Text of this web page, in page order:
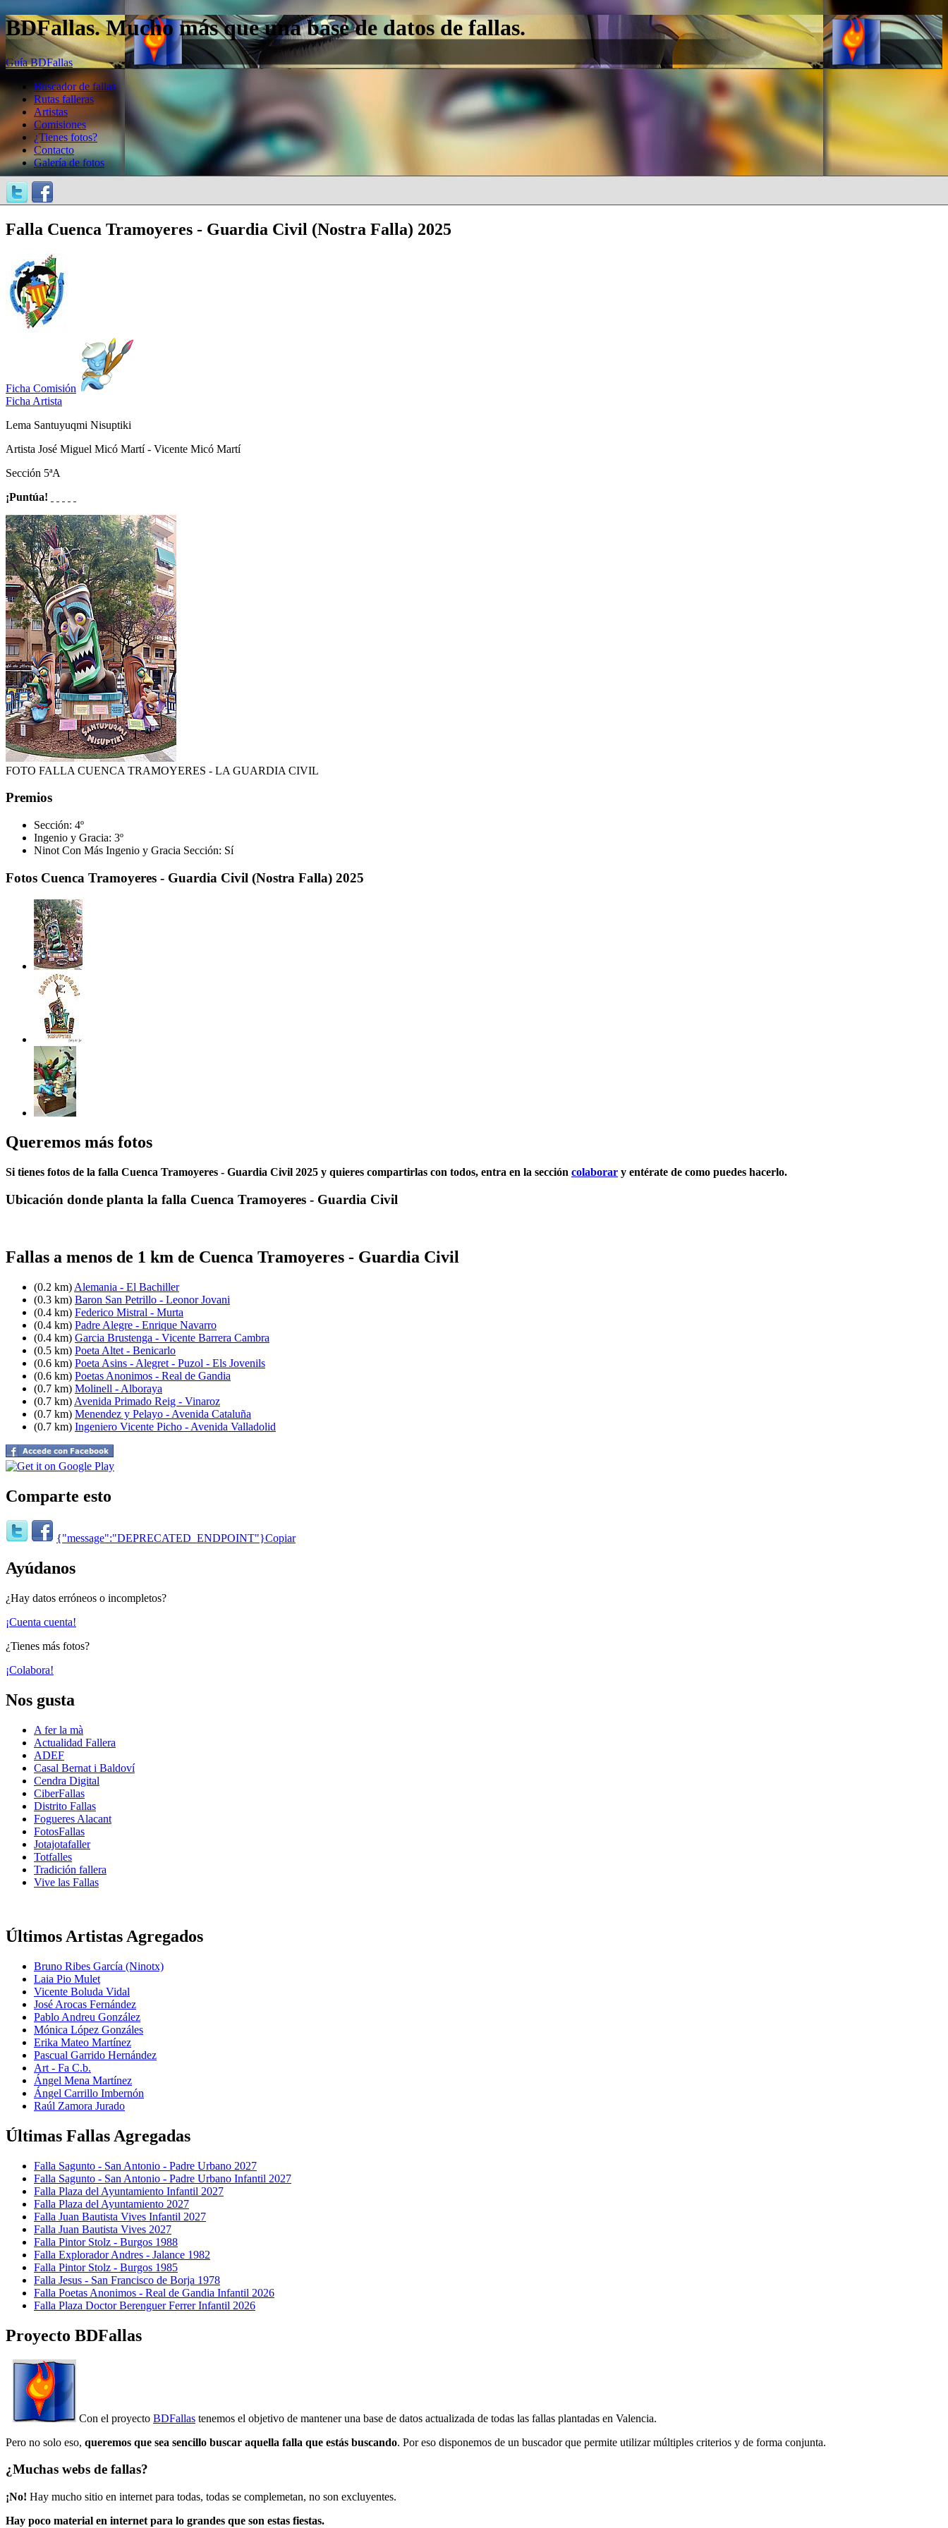
BDFallas. Mucho más que una base de datos de fallas.
Guía BDFallas
Buscador de fallas
Rutas falleras
Artistas
Comisiones
¿Tienes fotos?
Contacto
Galería de fotos
Falla Cuenca Tramoyeres - Guardia Civil (Nostra Falla) 2025
Ficha Comisión
Ficha Artista
Lema Santuyuqmi Nisuptiki
Artista José Miguel Micó Martí - Vicente Micó Martí
Sección 5ªA
¡Puntúa!
FOTO FALLA CUENCA TRAMOYERES - LA GUARDIA CIVIL
Premios
Sección: 4º
Ingenio y Gracia: 3º
Ninot Con Más Ingenio y Gracia Sección: Sí
Fotos Cuenca Tramoyeres - Guardia Civil (Nostra Falla) 2025
Queremos más fotos
Si tienes fotos de la falla Cuenca Tramoyeres - Guardia Civil 2025 y quieres compartirlas con todos, entra en la sección colaborar y entérate de como puedes hacerlo.
Ubicación donde planta la falla Cuenca Tramoyeres - Guardia Civil
Fallas a menos de 1 km de Cuenca Tramoyeres - Guardia Civil
(0.2 km) Alemania - El Bachiller
(0.3 km) Baron San Petrillo - Leonor Jovani
(0.4 km) Federico Mistral - Murta
(0.4 km) Padre Alegre - Enrique Navarro
(0.4 km) Garcia Brustenga - Vicente Barrera Cambra
(0.5 km) Poeta Altet - Benicarlo
(0.6 km) Poeta Asins - Alegret - Puzol - Els Jovenils
(0.6 km) Poetas Anonimos - Real de Gandia
(0.7 km) Molinell - Alboraya
(0.7 km) Avenida Primado Reig - Vinaroz
(0.7 km) Menendez y Pelayo - Avenida Cataluña
(0.7 km) Ingeniero Vicente Picho - Avenida Valladolid
Comparte esto
{"message":"DEPRECATED_ENDPOINT"}Copiar
Ayúdanos
¿Hay datos erróneos o incompletos?
¡Cuenta cuenta!
¿Tienes más fotos?
¡Colabora!
Nos gusta
A fer la mà
Actualidad Fallera
ADEF
Casal Bernat i Baldoví
Cendra Digital
CiberFallas
Distrito Fallas
Fogueres Alacant
FotosFallas
Jotajotafaller
Totfalles
Tradición fallera
Vive las Fallas
Últimos Artistas Agregados
Bruno Ribes García (Ninotx)
Laia Pio Mulet
Vicente Boluda Vidal
José Arocas Fernández
Pablo Andreu González
Mónica López Gonzáles
Erika Mateo Martínez
Pascual Garrido Hernández
Art - Fa C.b.
Ángel Mena Martínez
Ángel Carrillo Imbernón
Raúl Zamora Jurado
Últimas Fallas Agregadas
Falla Sagunto - San Antonio - Padre Urbano 2027
Falla Sagunto - San Antonio - Padre Urbano Infantil 2027
Falla Plaza del Ayuntamiento Infantil 2027
Falla Plaza del Ayuntamiento 2027
Falla Juan Bautista Vives Infantil 2027
Falla Juan Bautista Vives 2027
Falla Pintor Stolz - Burgos 1988
Falla Explorador Andres - Jalance 1982
Falla Pintor Stolz - Burgos 1985
Falla Jesus - San Francisco de Borja 1978
Falla Poetas Anonimos - Real de Gandia Infantil 2026
Falla Plaza Doctor Berenguer Ferrer Infantil 2026
Proyecto BDFallas
Con el proyecto BDFallas tenemos el objetivo de mantener una base de datos actualizada de todas las fallas plantadas en Valencia.
Pero no solo eso, queremos que sea sencillo buscar aquella falla que estás buscando. Por eso disponemos de un buscador que permite utilizar múltiples criterios y de forma conjunta.
¿Muchas webs de fallas?
¡No! Hay mucho sitio en internet para todas, todas se complemetan, no son excluyentes.
Hay poco material en internet para lo grandes que son estas fiestas.